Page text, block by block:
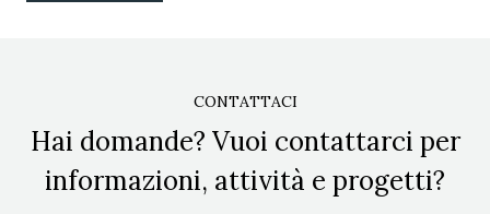
CONTATTACI
Hai domande? Vuoi contattarci per
informazioni, attività e progetti?